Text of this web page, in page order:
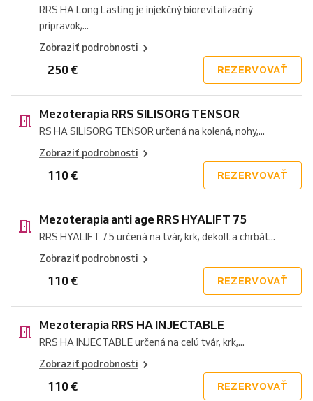
RRS HA Long Lasting je injekčný biorevitalizačný
prípravok,...
Zobraziť podrobnosti
250 € REZERVOVAŤ
Mezoterapia RRS SILISORG TENSOR
RS HA SILISORG TENSOR určená na kolená, nohy,...
Zobraziť podrobnosti
110 € REZERVOVAŤ
Mezoterapia anti age RRS HYALIFT 75
RRS HYALIFT 75 určená na tvár, krk, dekolt a chrbát...
Zobraziť podrobnosti
110 € REZERVOVAŤ
Mezoterapia RRS HA INJECTABLE
RRS HA INJECTABLE určená na celú tvár, krk,...
Zobraziť podrobnosti
110 € REZERVOVAŤ